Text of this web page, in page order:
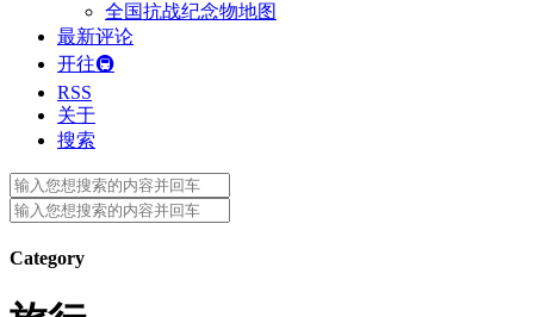
全国抗战纪念物地图
最新评论
开往🚇
RSS
关于
搜索
Search
for:
Search
for:
Category